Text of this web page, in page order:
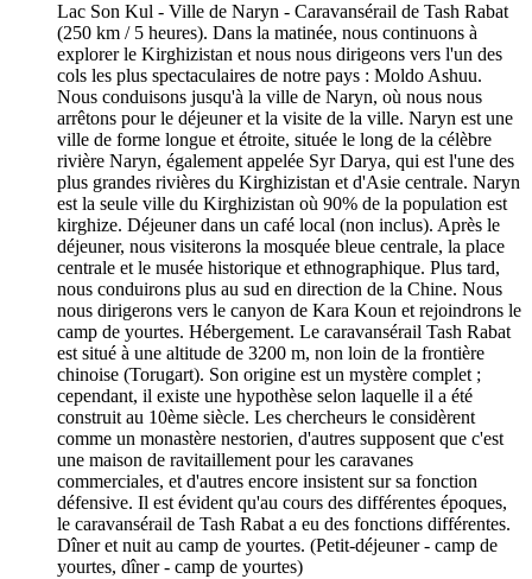
Lac Son Kul - Ville de Naryn - Caravansérail de Tash Rabat
(250 km / 5 heures). Dans la matinée, nous continuons à
explorer le Kirghizistan et nous nous dirigeons vers l'un des
cols les plus spectaculaires de notre pays : Moldo Ashuu.
Nous conduisons jusqu'à la ville de Naryn, où nous nous
arrêtons pour le déjeuner et la visite de la ville. Naryn est une
ville de forme longue et étroite, située le long de la célèbre
rivière Naryn, également appelée Syr Darya, qui est l'une des
plus grandes rivières du Kirghizistan et d'Asie centrale. Naryn
est la seule ville du Kirghizistan où 90% de la population est
kirghize. Déjeuner dans un café local (non inclus). Après le
déjeuner, nous visiterons la mosquée bleue centrale, la place
centrale et le musée historique et ethnographique. Plus tard,
nous conduirons plus au sud en direction de la Chine. Nous
nous dirigerons vers le canyon de Kara Koun et rejoindrons le
camp de yourtes. Hébergement. Le caravansérail Tash Rabat
est situé à une altitude de 3200 m, non loin de la frontière
chinoise (Torugart). Son origine est un mystère complet ;
cependant, il existe une hypothèse selon laquelle il a été
construit au 10ème siècle. Les chercheurs le considèrent
comme un monastère nestorien, d'autres supposent que c'est
une maison de ravitaillement pour les caravanes
commerciales, et d'autres encore insistent sur sa fonction
défensive. Il est évident qu'au cours des différentes époques,
le caravansérail de Tash Rabat a eu des fonctions différentes.
Dîner et nuit au camp de yourtes. (Petit-déjeuner - camp de
yourtes, dîner - camp de yourtes)